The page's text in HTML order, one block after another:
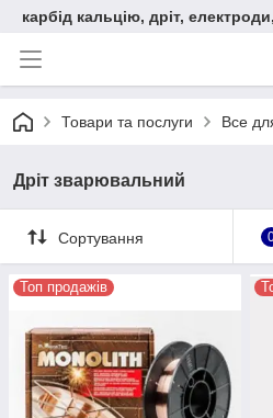
карбід кальцію, дріт,
Товари та послуги Все
Дріт зварювальний
Сортування
Топ продажів